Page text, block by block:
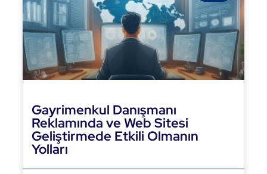
Gayrimenkul Danışmanı
Reklamında ve Web Sitesi
Geliştirmede Etkili Olmanın
Yolları